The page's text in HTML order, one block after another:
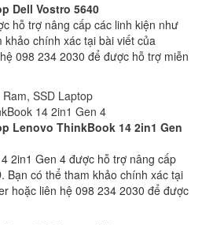
Dell Vostro 5640
hỗ trợ nâng cấp các linh kiện như
khảo chính xác tại bài viết của
098 234 2030 để được hỗ trợ miễn
Lenovo ThinkBook 14 2in1 Gen
2in1 Gen 4 được hỗ trợ nâng cấp
Bạn có thể tham khảo chính xác tại
hoặc liên hệ 098 234 2030 để được